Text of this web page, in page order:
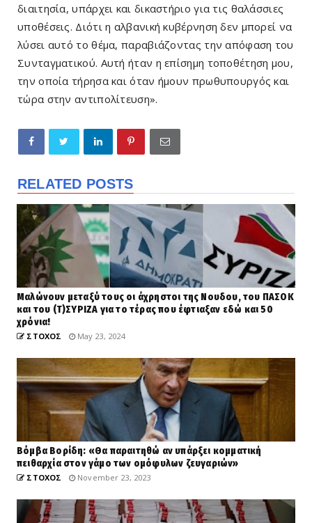
διαιτησία, υπάρχει και δικαστήριο για τις θαλάσσιες
υποθέσεις. Διότι η αλβανική κυβέρνηση δεν μπορεί να
λύσει αυτό το θέμα, παραβιάζοντας την απόφαση του
Συνταγματικού. Αυτή ήταν η επίσημη τοποθέτηση μου,
την οποία τήρησα και όταν ήμουν πρωθυπουργός και
τώρα στην αντιπολίτευση».
RELATED POSTS
Μαλώνουν μεταξύ τους οι άχρηστοι της Νουδου, του ΠΑΣΟΚ
και του (Τ)ΣΥΡΙΖΑ για το τέρας που έφτιαξαν εδώ και 50
χρόνια!
ΣΤΟΧΟΣ May 23, 2024
Βόμβα Βορίδη: «Θα παραιτηθώ αν υπάρξει κομματική
πειθαρχία στον γάμο των ομόφυλων ζευγαριών»
ΣΤΟΧΟΣ November 23, 2023